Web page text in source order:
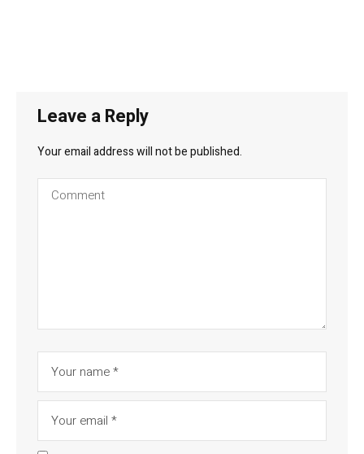
Leave a Reply
Your email address will not be published.